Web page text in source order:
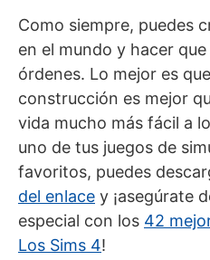
Como siempre, puedes
en el mundo y hacer
órdenes. Lo mejor es
construcción es mejor
vida mucho más fácil a
uno de tus juegos de
favoritos, puedes
del enlace y ¡asegúrate
especial con los 42
Los Sims 4!